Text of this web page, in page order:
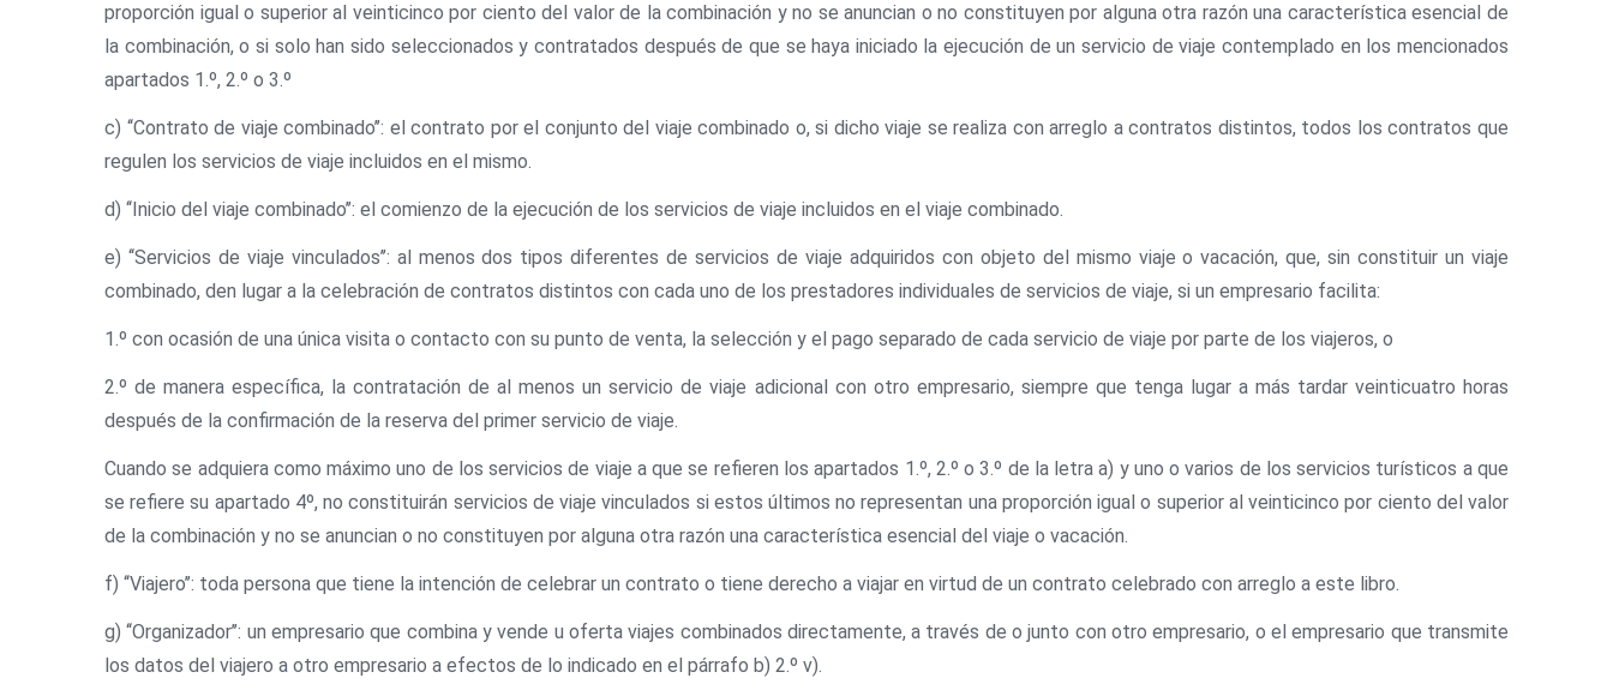
proporción igual o superior al veinticinco por ciento del valor de la combinación y no se anuncian o no constituyen por alguna otra razón una característica esencial de
la combinación, o si solo han sido seleccionados y contratados después de que se haya iniciado la ejecución de un servicio de viaje contemplado en los mencionados
apartados 1.º, 2.º o 3.º
c) ‘‘Contrato de viaje combinado’’: el contrato por el conjunto del viaje combinado o, si dicho viaje se realiza con arreglo a contratos distintos, todos los contratos que
regulen los servicios de viaje incluidos en el mismo.
d) ‘‘Inicio del viaje combinado’’: el comienzo de la ejecución de los servicios de viaje incluidos en el viaje combinado.
e) ‘‘Servicios de viaje vinculados’’: al menos dos tipos diferentes de servicios de viaje adquiridos con objeto del mismo viaje o vacación, que, sin constituir un viaje
combinado, den lugar a la celebración de contratos distintos con cada uno de los prestadores individuales de servicios de viaje, si un empresario facilita:
1.º con ocasión de una única visita o contacto con su punto de venta, la selección y el pago separado de cada servicio de viaje por parte de los viajeros, o
2.º de manera específica, la contratación de al menos un servicio de viaje adicional con otro empresario, siempre que tenga lugar a más tardar veinticuatro horas
después de la confirmación de la reserva del primer servicio de viaje.
Cuando se adquiera como máximo uno de los servicios de viaje a que se refieren los apartados 1.º, 2.º o 3.º de la letra a) y uno o varios de los servicios turísticos a que
se refiere su apartado 4º, no constituirán servicios de viaje vinculados si estos últimos no representan una proporción igual o superior al veinticinco por ciento del valor
de la combinación y no se anuncian o no constituyen por alguna otra razón una característica esencial del viaje o vacación.
f) ‘‘Viajero’’: toda persona que tiene la intención de celebrar un contrato o tiene derecho a viajar en virtud de un contrato celebrado con arreglo a este libro.
g) ‘‘Organizador’’: un empresario que combina y vende u oferta viajes combinados directamente, a través de o junto con otro empresario, o el empresario que transmite
los datos del viajero a otro empresario a efectos de lo indicado en el párrafo b) 2.º v).